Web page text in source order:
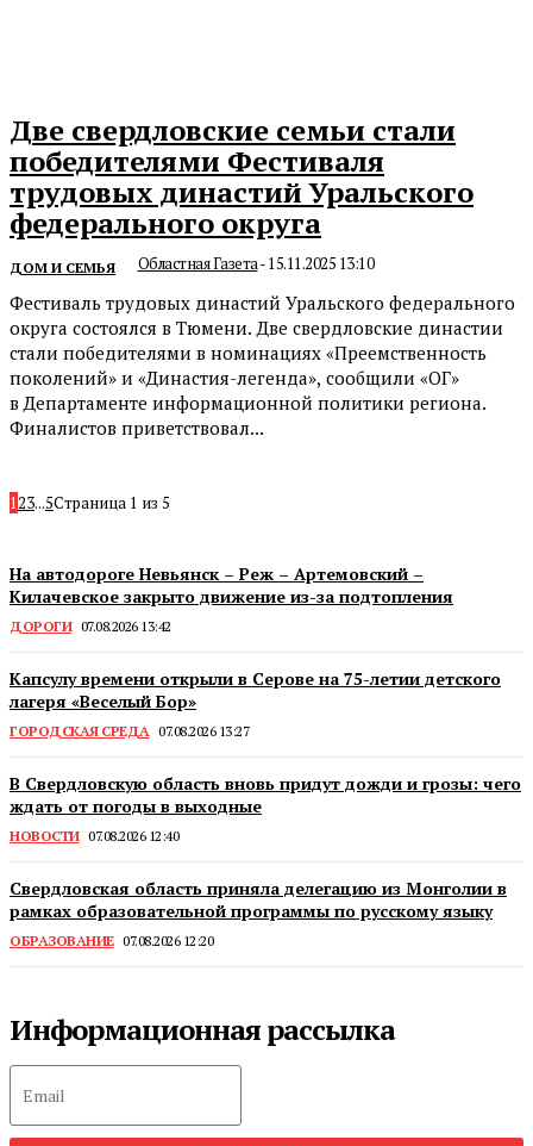
Две свердловские семьи стали
победителями Фестиваля
трудовых династий Уральского
федерального округа
ДОМ И СЕМЬЯ Областная Газета-15.11.2025 13:10
Фестиваль трудовых династий Уральского федерального
округа состоялся в Тюмени. Две свердловские династии
стали победителями в номинациях «Преемственность
поколений» и «Династия-легенда», сообщили «ОГ»
в Департаменте информационной политики региона.
Финалистов приветствовал...
123...5Страница 1 из 5
На автодороге Невьянск – Реж – Артемовский –
Килачевское закрыто движение из-за подтопления
ДОРОГИ 07.08.2026 13:42
Капсулу времени открыли в Серове на 75-летии детского
лагеря «Веселый Бор»
ГОРОДСКАЯ СРЕДА 07.08.2026 13:27
В Свердловскую область вновь придут дожди и грозы: чего
ждать от погоды в выходные
НОВОСТИ 07.08.2026 12:40
Свердловская область приняла делегацию из Монголии в
рамках образовательной программы по русскому языку
ОБРАЗОВАНИЕ 07.08.2026 12:20
Информационная рассылка